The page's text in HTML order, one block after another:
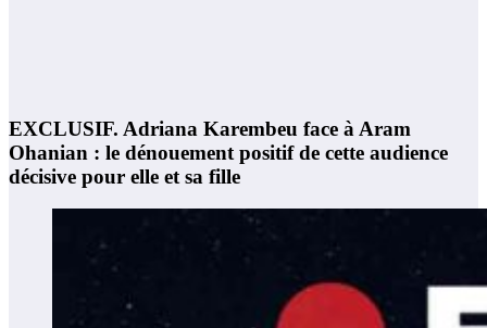
EXCLUSIF. Adriana Karembeu face à Aram
Ohanian : le dénouement positif de cette audience
décisive pour elle et sa fille